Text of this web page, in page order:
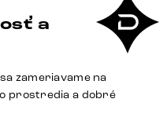
a
zameriavame na
prostredia a dobré